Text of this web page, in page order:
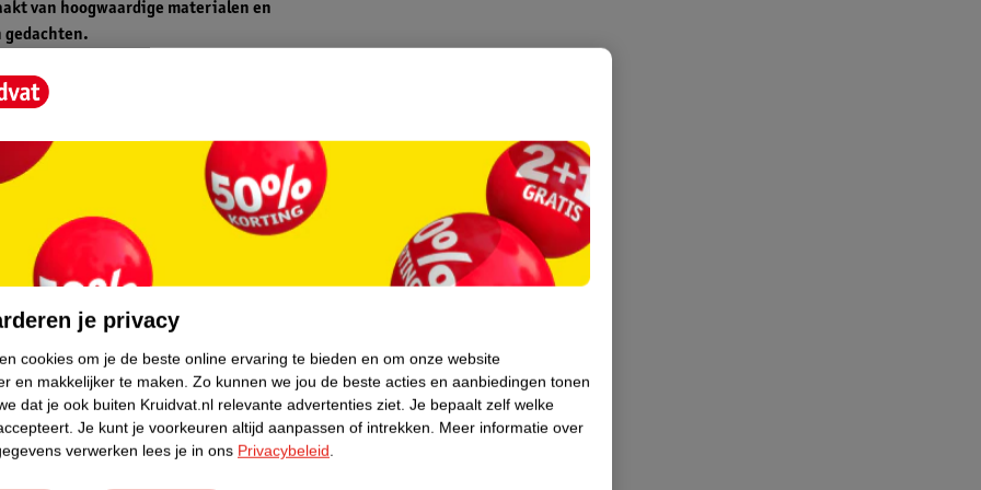
van hoogwaardige materialen en
gedachten.
u de pasvorm kunt aanpassen aan uw
extra comfort voor uw baby en biedt
ook gemakkelijk te gebruiken, zodat u
kiezen die past bij uw persoonlijke
gebruik, een die geschikt is voor lange
de perfecte babydraagzak voor u en
je privacy
cookies om je de beste online ervaring te bieden en om onze website
en makkelijker te maken. Zo kunnen we jou de beste acties en aanbiedingen tonen
dat je ook buiten Kruidvat.nl relevante advertenties ziet. Je bepaalt zelf welke
Je kunt je voorkeuren altijd aanpassen of intrekken. Meer informatie over
verwerken lees je in ons Privacybeleid.